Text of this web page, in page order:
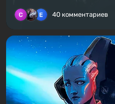
40 комментариев